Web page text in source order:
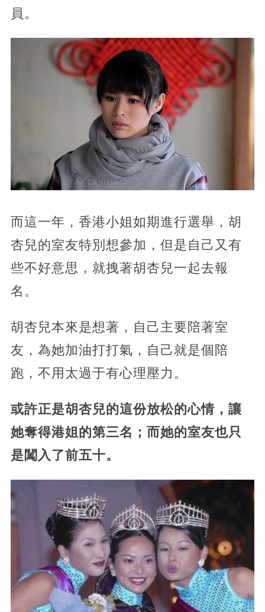
員。
而這一年，香港小姐如期進行選舉，胡
杏兒的室友特別想參加，但是自己又有
些不好意思，就拽著胡杏兒一起去報
名。
胡杏兒本來是想著，自己主要陪著室
友，為她加油打打氣，自己就是個陪
跑，不用太過于有心理壓力。
或許正是胡杏兒的這份放松的心情，讓
她奪得港姐的第三名；而她的室友也只
是闖入了前五十。